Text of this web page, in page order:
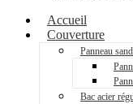
Accueil
Couverture
Panneau
Bac acier